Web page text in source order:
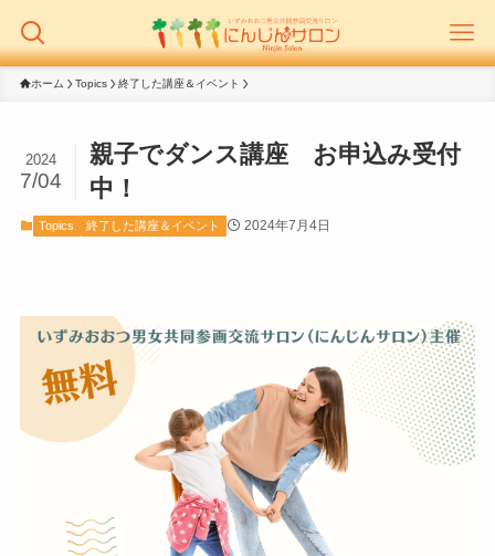
ホーム Topics 終了した講座＆イベント
親子でダンス講座 お申込み受付
中！
2024
7/04
Topics 終了した講座＆イベント 2024年7月4日